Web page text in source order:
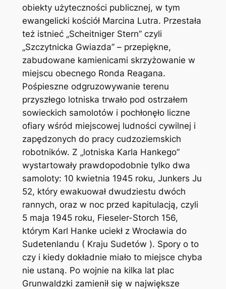
obiekty użyteczności publicznej, w tym
ewangelicki kościół Marcina Lutra. Przestała
też istnieć „Scheitniger Stern” czyli
„Szczytnicka Gwiazda” – przepiękne,
zabudowane kamienicami skrzyżowanie w
miejscu obecnego Ronda Reagana.
Pośpieszne odgruzowywanie terenu
przyszłego lotniska trwało pod ostrzałem
sowieckich samolotów i pochłonęło liczne
ofiary wśród miejscowej ludności cywilnej i
zapędzonych do pracy cudzoziemskich
robotników. Z „lotniska Karla Hankego”
wystartowały prawdopodobnie tylko dwa
samoloty: 10 kwietnia 1945 roku, Junkers Ju
52, który ewakuował dwudziestu dwóch
rannych, oraz w noc przed kapitulacją, czyli
5 maja 1945 roku, Fieseler-Storch 156,
którym Karl Hanke uciekł z Wrocławia do
Sudetenlandu ( Kraju Sudetów ). Spory o to
czy i kiedy dokładnie miało to miejsce chyba
nie ustaną. Po wojnie na kilka lat plac
Grunwaldzki zamienił się w największe